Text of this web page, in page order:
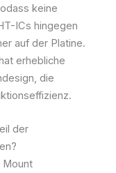
keine
ICs hingegen
auf der Platine.
erhebliche
die
der
Mount